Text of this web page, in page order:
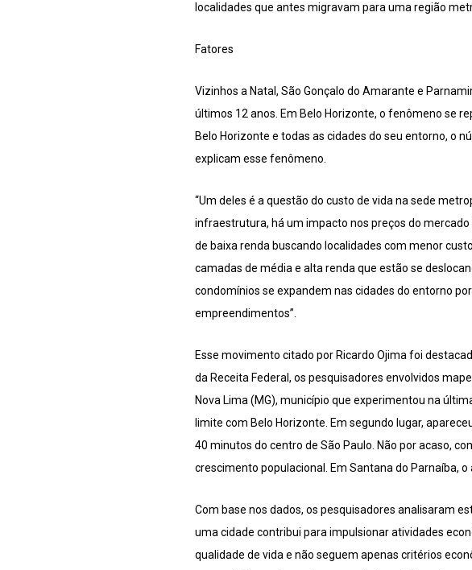
localidades que antes migravam para uma região
Fatores
Vizinhos a Natal, São Gonçalo do Amarante e
últimos 12 anos. Em Belo Horizonte, o fenômeno se
Belo Horizonte e todas as cidades do seu entorno, o
explicam esse fenômeno.
“Um deles é a questão do custo de vida na sede
infraestrutura, há um impacto nos preços do
de baixa renda buscando localidades com menor
camadas de média e alta renda que estão se
condomínios se expandem nas cidades do entorno
empreendimentos”.
Esse movimento citado por Ricardo Ojima foi
da Receita Federal, os pesquisadores envolvidos
Nova Lima (MG), município que experimentou na
limite com Belo Horizonte. Em segundo lugar,
40 minutos do centro de São Paulo. Não por acaso,
crescimento populacional. Em Santana do Parnaíba, o
Com base nos dados, os pesquisadores analisaram
uma cidade contribui para impulsionar atividades
qualidade de vida e não seguem apenas critérios